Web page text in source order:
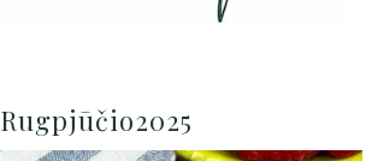
Rugpjūčio2025